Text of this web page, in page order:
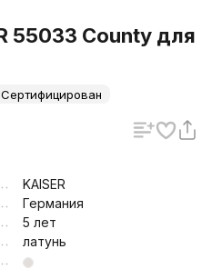
55033 County для
Сертифицирован
KAISER
Германия
5 лет
латунь